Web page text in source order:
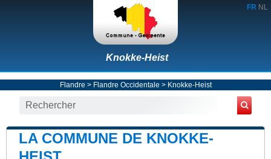
FR NL
Knokke-Heist
Flandre > Flandre Occidentale > Knokke-Heist
LA COMMUNE DE KNOKKE-